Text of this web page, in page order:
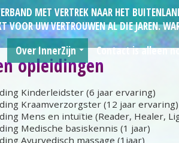
MET VERTREK NAAR HET
VOOR UW VERTROUWEN AL DIE JAREN.
Over InnerZijn
Liliana
Visie en inzicht
Genoten opleidingen
Contact is alleen
opleidingen
Kinderleidster (6 jaar ervaring)
Kraamverzorgster (12 jaar ervaring)
Mens en intuïtie (Reader, Healer,
Medische basiskennis (1 jaar)
Ayurvedisch massage (1jaar)